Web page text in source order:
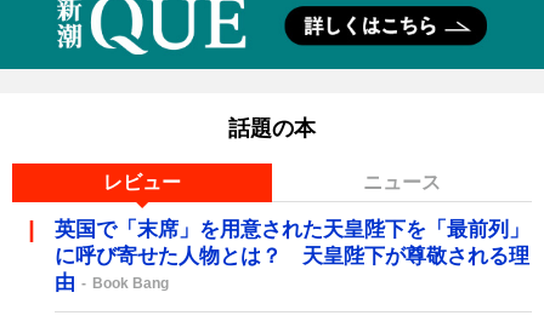
話題の本
レビュー ニュース
英国で「末席」を用意された天皇陛下を「最前列」
に呼び寄せた人物とは？ 天皇陛下が尊敬される理
由
Book Bang